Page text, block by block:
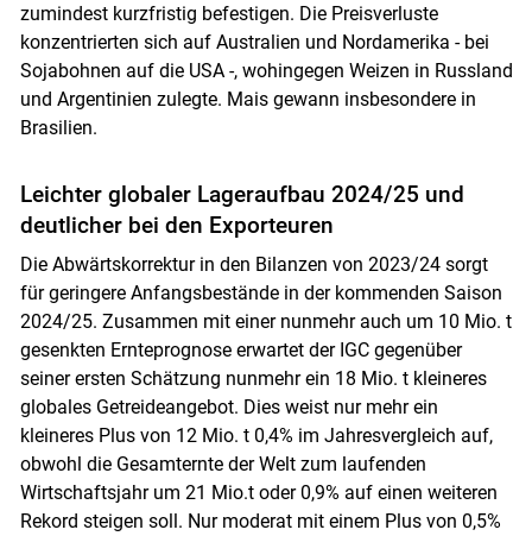
Skip to main content
zumindest kurzfristig befestigen. Die Preisverluste
konzentrierten sich auf Australien und Nordamerika - bei
Sojabohnen auf die USA -, wohingegen Weizen in Russland
und Argentinien zulegte. Mais gewann insbesondere in
Brasilien.
Leichter globaler Lageraufbau 2024/25 und
deutlicher bei den Exporteuren
Die Abwärtskorrektur in den Bilanzen von 2023/24 sorgt
für geringere Anfangsbestände in der kommenden Saison
2024/25. Zusammen mit einer nunmehr auch um 10 Mio. t
gesenkten Ernteprognose erwartet der IGC gegenüber
seiner ersten Schätzung nunmehr ein 18 Mio. t kleineres
globales Getreideangebot. Dies weist nur mehr ein
kleineres Plus von 12 Mio. t 0,4% im Jahresvergleich auf,
obwohl die Gesamternte der Welt zum laufenden
Wirtschaftsjahr um 21 Mio.t oder 0,9% auf einen weiteren
Rekord steigen soll. Nur moderat mit einem Plus von 0,5%